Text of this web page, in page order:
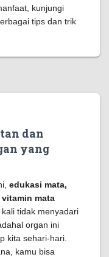
kunjungi
tips dan trik
dan
yang
edukasi mata,
mata
tidak menyadari
organ ini
kita sehari-hari.
kamu bisa